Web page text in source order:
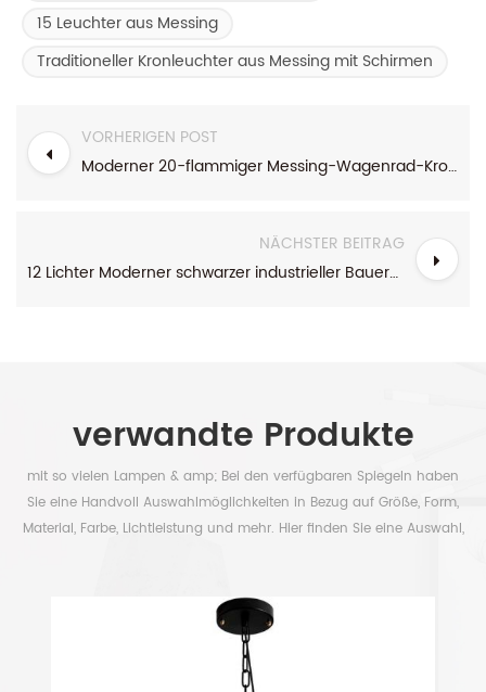
15 Leuchter aus Messing
Traditioneller Kronleuchter aus Messing mit Schirmen
VORHERIGEN POST
Moderner 20-flammiger Messing-Wagenrad-Kronleuchter mit Glasschirmen
NÄCHSTER BEITRAG
12 Lichter Moderner schwarzer industrieller Bauernhaus-Kronleuchter mit klaren Glasschirmen
verwandte Produkte
mit so vielen Lampen & amp; Bei den verfügbaren Spiegeln haben
Sie eine Handvoll Auswahlmöglichkeiten in Bezug auf Größe, Form,
Material, Farbe, Lichtleistung und mehr. Hier finden Sie eine Auswahl,